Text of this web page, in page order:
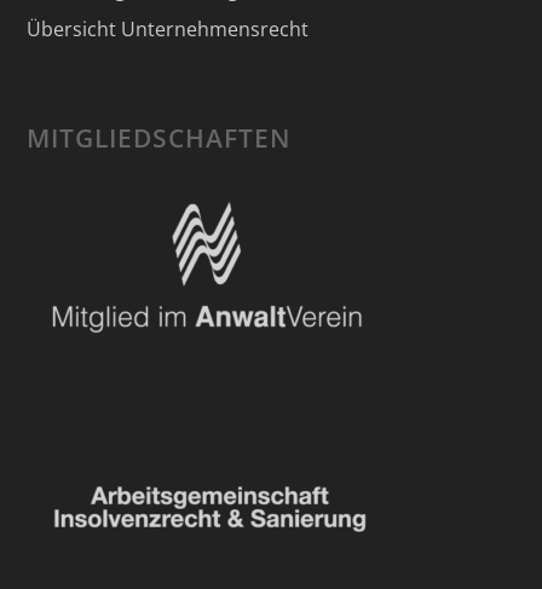
Übersicht Unternehmensrecht
MITGLIEDSCHAFTEN